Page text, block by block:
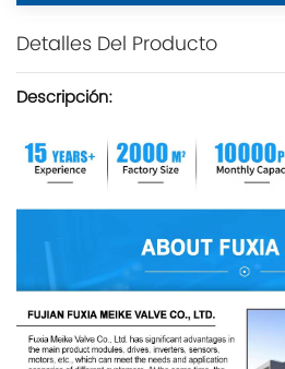
Detalles Del Producto
Descripción: